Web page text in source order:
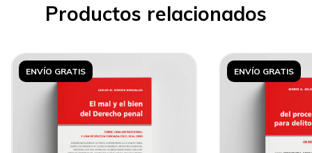
Productos relacionados
ENVÍO GRATIS ENVÍO GRATIS